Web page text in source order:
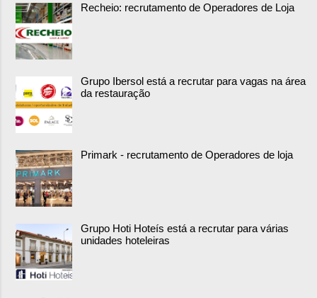
Recheio: recrutamento de Operadores de Loja
Grupo Ibersol está a recrutar para vagas na área
da restauração
Primark - recrutamento de Operadores de loja
Grupo Hoti Hoteís está a recrutar para várias
unidades hoteleiras